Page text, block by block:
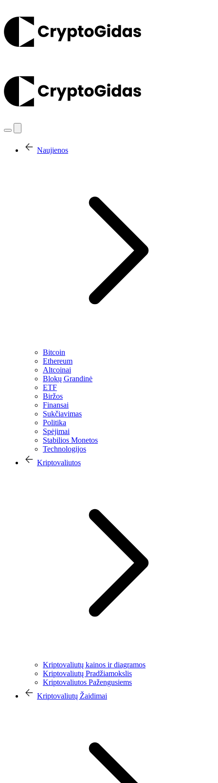
Naujienos
Bitcoin
Ethereum
Altcoinai
Blokų Grandinė
ETF
Biržos
Finansai
Sukčiavimas
Politika
Spėjimai
Stabilios Monetos
Technologijos
Kriptovaliutos
Kriptovaliutų kainos ir diagramos
Kriptovaliutų Pradžiamokslis
Kriptovaliutos Pažengusiems
Kriptovaliutų Žaidimai